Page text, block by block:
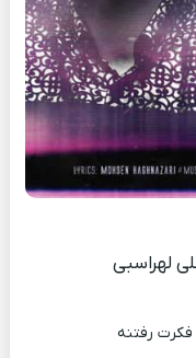
لهراسبی
فکرت رفتنه